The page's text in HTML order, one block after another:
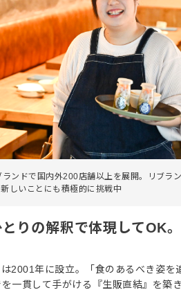
ンドで国内外200店舗以上を展開。リブラ
しいことにも積極的に挑戦中
りの解釈で体現してOK
2001年に設立。「食のあるべき姿を
一貫して手がける『生販直結』を築